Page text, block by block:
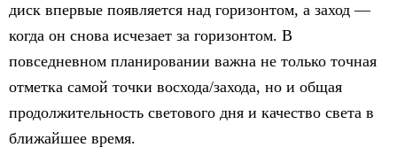
диск впервые появляется над горизонтом, а заход —
когда он снова исчезает за горизонтом. В
повседневном планировании важна не только точная
отметка самой точки восхода/захода, но и общая
продолжительность светового дня и качество света в
ближайшее время.